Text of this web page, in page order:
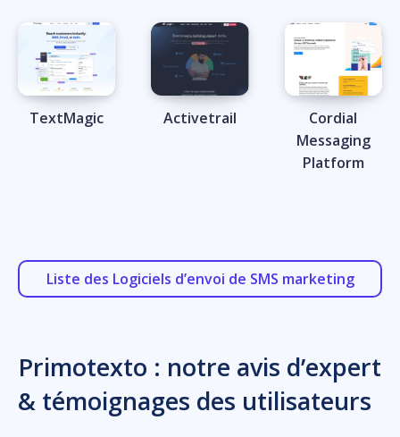
TextMagic Activetrail
Cordial
Messaging
Platform
Liste des Logiciels d’envoi de SMS marketing
Primotexto : notre avis d’expert
& témoignages des utilisateurs